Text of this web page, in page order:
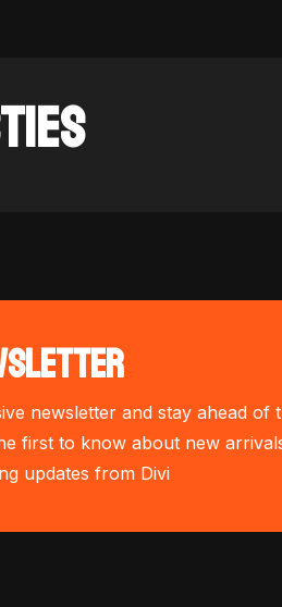
newsletter and stay ahead of
first to know about new
updates from Divi